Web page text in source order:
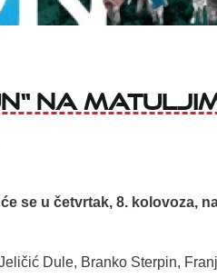
na
se u četvrtak, 8. kolovoza,
Dule, Branko Sterpin,